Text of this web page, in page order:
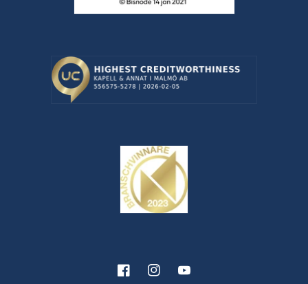
FacebookInstagramYouTube